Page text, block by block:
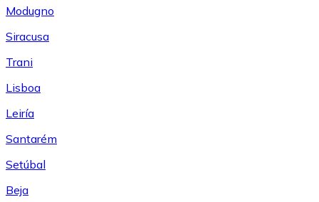
Modugno
Siracusa
Trani
Lisboa
Leiría
Santarém
Setúbal
Beja